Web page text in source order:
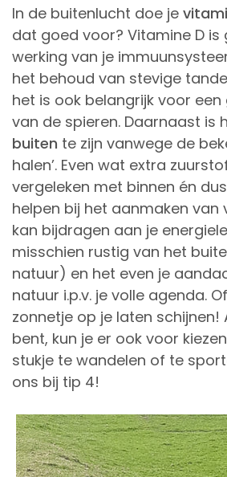
In de buitenlucht doe je
dat goed voor? Vitamine D
werking van je
het behoud van stevige
het is ook belangrijk voor
van de spieren. Daarnaast is
buiten te zijn vanwege de
halen’. Even wat extra
vergeleken met binnen én
helpen bij het aanmaken van
kan bijdragen aan je
misschien rustig van het
natuur) en het even je
natuur i.p.v. je volle agenda.
zonnetje op je laten schijnen!
bent, kun je er ook voor
stukje te wandelen of te
ons bij tip 4!